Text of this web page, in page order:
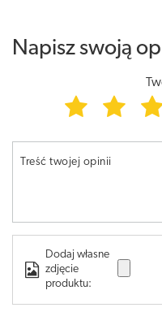
Napisz swoją
Treść twojej opinii
Dodaj własne
zdjęcie
produktu: